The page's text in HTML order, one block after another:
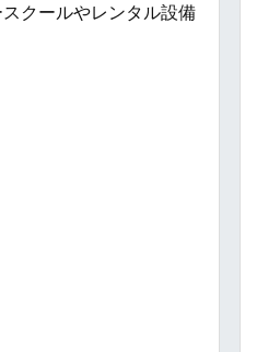
クールやレンタル設備